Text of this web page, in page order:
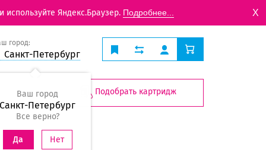
Яндекс.Браузер. Подробнее... X
город:
Санкт-Петербург
Ваш город
Санкт-Петербург
Все верно?
Да Нет
Подобрать картридж